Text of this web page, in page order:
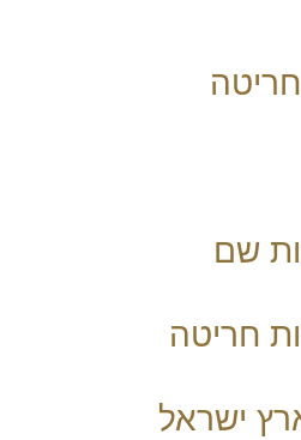
שם
חריטה
ישראל